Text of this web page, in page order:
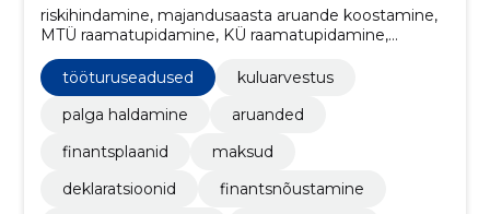
riskihindamine, majandusaasta aruande koostamine,
MTÜ raamatupidamine, KÜ raamatupidamine,
raamatupidamine, finantsplaani koostamine,
tööturuseadused, aruannete koostamine, Maksude
optimeerimine, kuluarvestus
tööturuseadused
kuluarvestus
palga haldamine
aruanded
finantsplaanid
maksud
deklaratsioonid
finantsnõustamine